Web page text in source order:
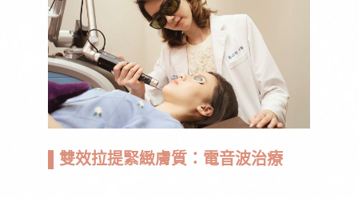
▌雙效拉提緊緻膚質：電音波治療